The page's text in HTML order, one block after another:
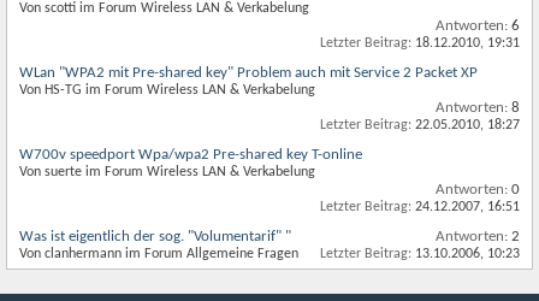
Von scotti im Forum Wireless LAN & Verkabelung
Antworten: 6
Letzter Beitrag: 18.12.2010, 19:31
WLan "WPA2 mit Pre-shared key" Problem auch mit Service 2 Packet XP
Von HS-TG im Forum Wireless LAN & Verkabelung
Antworten: 8
Letzter Beitrag: 22.05.2010, 18:27
W700v speedport Wpa/wpa2 Pre-shared key T-online
Von suerte im Forum Wireless LAN & Verkabelung
Antworten: 0
Letzter Beitrag: 24.12.2007, 16:51
Was ist eigentlich der sog. "Volumentarif" "
Von clanhermann im Forum Allgemeine Fragen
Antworten: 2
Letzter Beitrag: 13.10.2006, 10:23